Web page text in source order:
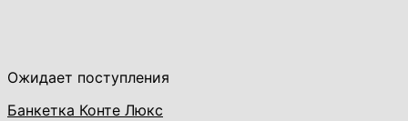
Ожидает поступления
Банкетка Конте Люкс